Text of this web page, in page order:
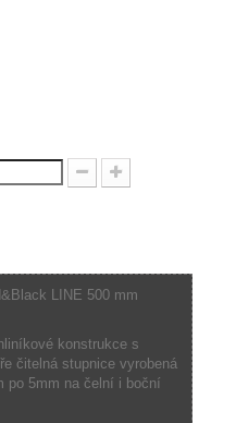
LINE 500 mm
konstrukce s
čitelná stupnice vyrobená
po 5mm na čelní i boční